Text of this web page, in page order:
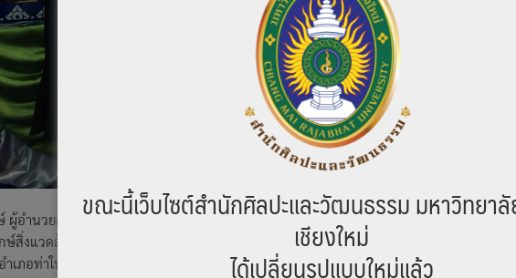
ผู้อำนวยการสำนักศิลปะและวัฒนธรรม หัวหน้าหน่วยอนุรักษ์ฯ จังหวัดเชียงใหม่ และนางสาว
ษ์สิ่งแวดล้อมธรรมชาติและศิลปกรรมกลุ่มจังหวัด ประจำปี พ.ศ.2561 ระหว่างวันที่ 17 -19 พฤ
เภอท่าใหม่ จังหวัดจันทบุรี
ขณะนี้เว็บไซต์สำนักศิลปะและวัฒนธรรม มหาวิทยา
เชียงใหม่
ได้เปลี่ยนรูปแบบใหม่แล้ว